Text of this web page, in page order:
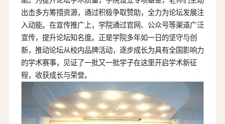
出击多方筹措资源，通过积极争取赞助，全力为论坛发展注
入动能。在宣传推广上，学院通过官网、公众号等渠道广泛
宣传，提升论坛知名度。正是学院多年如一日的坚守与创
新，推动论坛从校内品牌活动，逐步成长为具有全国影响力
的学术赛事，见证了一批又一批学子在这里开启学术新征
程，收获成长与荣誉。